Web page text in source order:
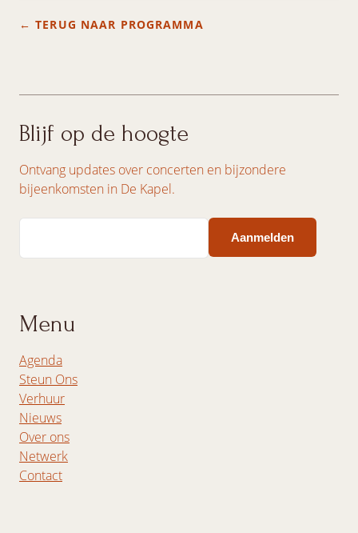
← TERUG NAAR PROGRAMMA
Blijf op de hoogte
Ontvang updates over concerten en bijzondere
bijeenkomsten in De Kapel.
Email
Menu
Agenda
Steun Ons
Verhuur
Nieuws
Over ons
Netwerk
Contact